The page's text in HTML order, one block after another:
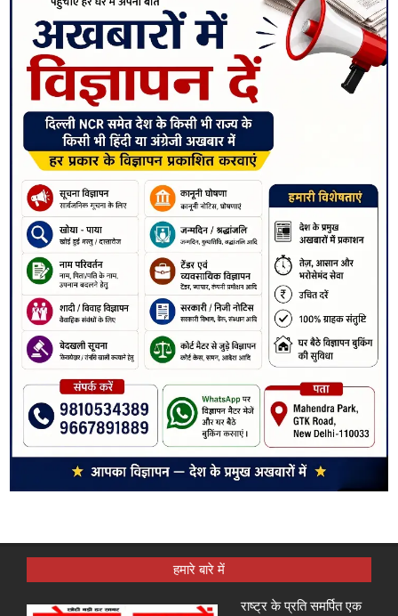
हमारे बारे में
राष्ट्र के प्रति समर्पित एक